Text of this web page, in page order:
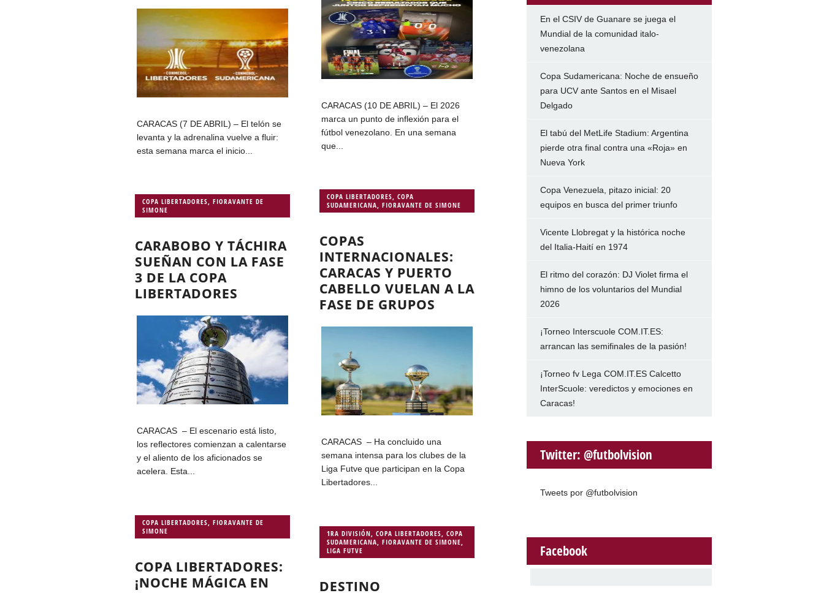
CARACAS (10 DE ABRIL) – El 2026
marca un punto de inflexión para el
fútbol venezolano. En una semana
que...
CARACAS (7 DE ABRIL) – El telón se
levanta y la adrenalina vuelve a fluir:
esta semana marca el inicio...
COPA LIBERTADORES, COPA
SUDAMERICANA, FIORAVANTE DE SIMONE
COPAS
INTERNACIONALES:
CARACAS Y PUERTO
CABELLO VUELAN A LA
FASE DE GRUPOS
CARACAS – Ha concluido una
semana intensa para los clubes de la
Liga Futve que participan en la Copa
Libertadores...
COPA LIBERTADORES,FIORAVANTE DE
SIMONE
CARABOBO Y TÁCHIRA
SUEÑAN CON LA FASE
3 DE LA COPA
LIBERTADORES
CARACAS – El escenario está listo,
los reflectores comienzan a calentarse
y el aliento de los aficionados se
acelera. Esta...
COPA LIBERTADORES ,FIORAVANTE DE
SIMONE
COPA LIBERTADORES:
¡NOCHE MÁGICA EN
1RA DIVISIÓN COPA LIBERTADORES COPA
SUDAMERICANA FIORAVANTE DE SIMONE
LIGA FUTVE
DESTINO
En el CSIV de Guanare se juega el
Mundial de la comunidad italo-
venezolana
Copa Sudamericana: Noche de ensueño
para UCV ante Santos en el Misael
Delgado
El tabú del MetLife Stadium: Argentina
pierde otra final contra una «Roja» en
Nueva York
Copa Venezuela, pitazo inicial: 20
equipos en busca del primer triunfo
Vicente Llobregat y la histórica noche
del Italia-Haití en 1974
El ritmo del corazón: DJ Violet firma el
himno de los voluntarios del Mundial
2026
¡Torneo Interscuole COM.IT.ES:
arrancan las semifinales de la pasión!
¡Torneo fv Lega COM.IT.ES Calcetto
InterScuole: veredictos y emociones en
Caracas!
Twitter: @futbolvision
Tweets por @futbolvision
Facebook